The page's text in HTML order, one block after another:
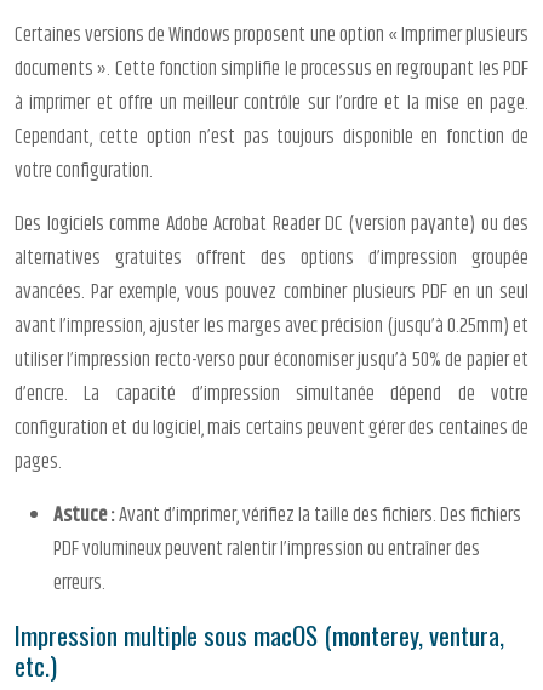
Certaines versions de Windows proposent une option « Imprimer plusieurs
documents ». Cette fonction simplifie le processus en regroupant les PDF
à imprimer et offre un meilleur contrôle sur l’ordre et la mise en page.
Cependant, cette option n’est pas toujours disponible en fonction de
votre configuration.
Des logiciels comme Adobe Acrobat Reader DC (version payante) ou des
alternatives gratuites offrent des options d’impression groupée
avancées. Par exemple, vous pouvez combiner plusieurs PDF en un seul
avant l’impression, ajuster les marges avec précision (jusqu’à 0.25mm) et
utiliser l’impression recto-verso pour économiser jusqu’à 50% de papier et
d’encre. La capacité d’impression simultanée dépend de votre
configuration et du logiciel, mais certains peuvent gérer des centaines de
pages.
Astuce :Avant d’imprimer, vérifiez la taille des fichiers. Des fichiers
PDF volumineux peuvent ralentir l’impression ou entraîner des
erreurs.
Impression multiple sous macOS (monterey, ventura,
etc.)